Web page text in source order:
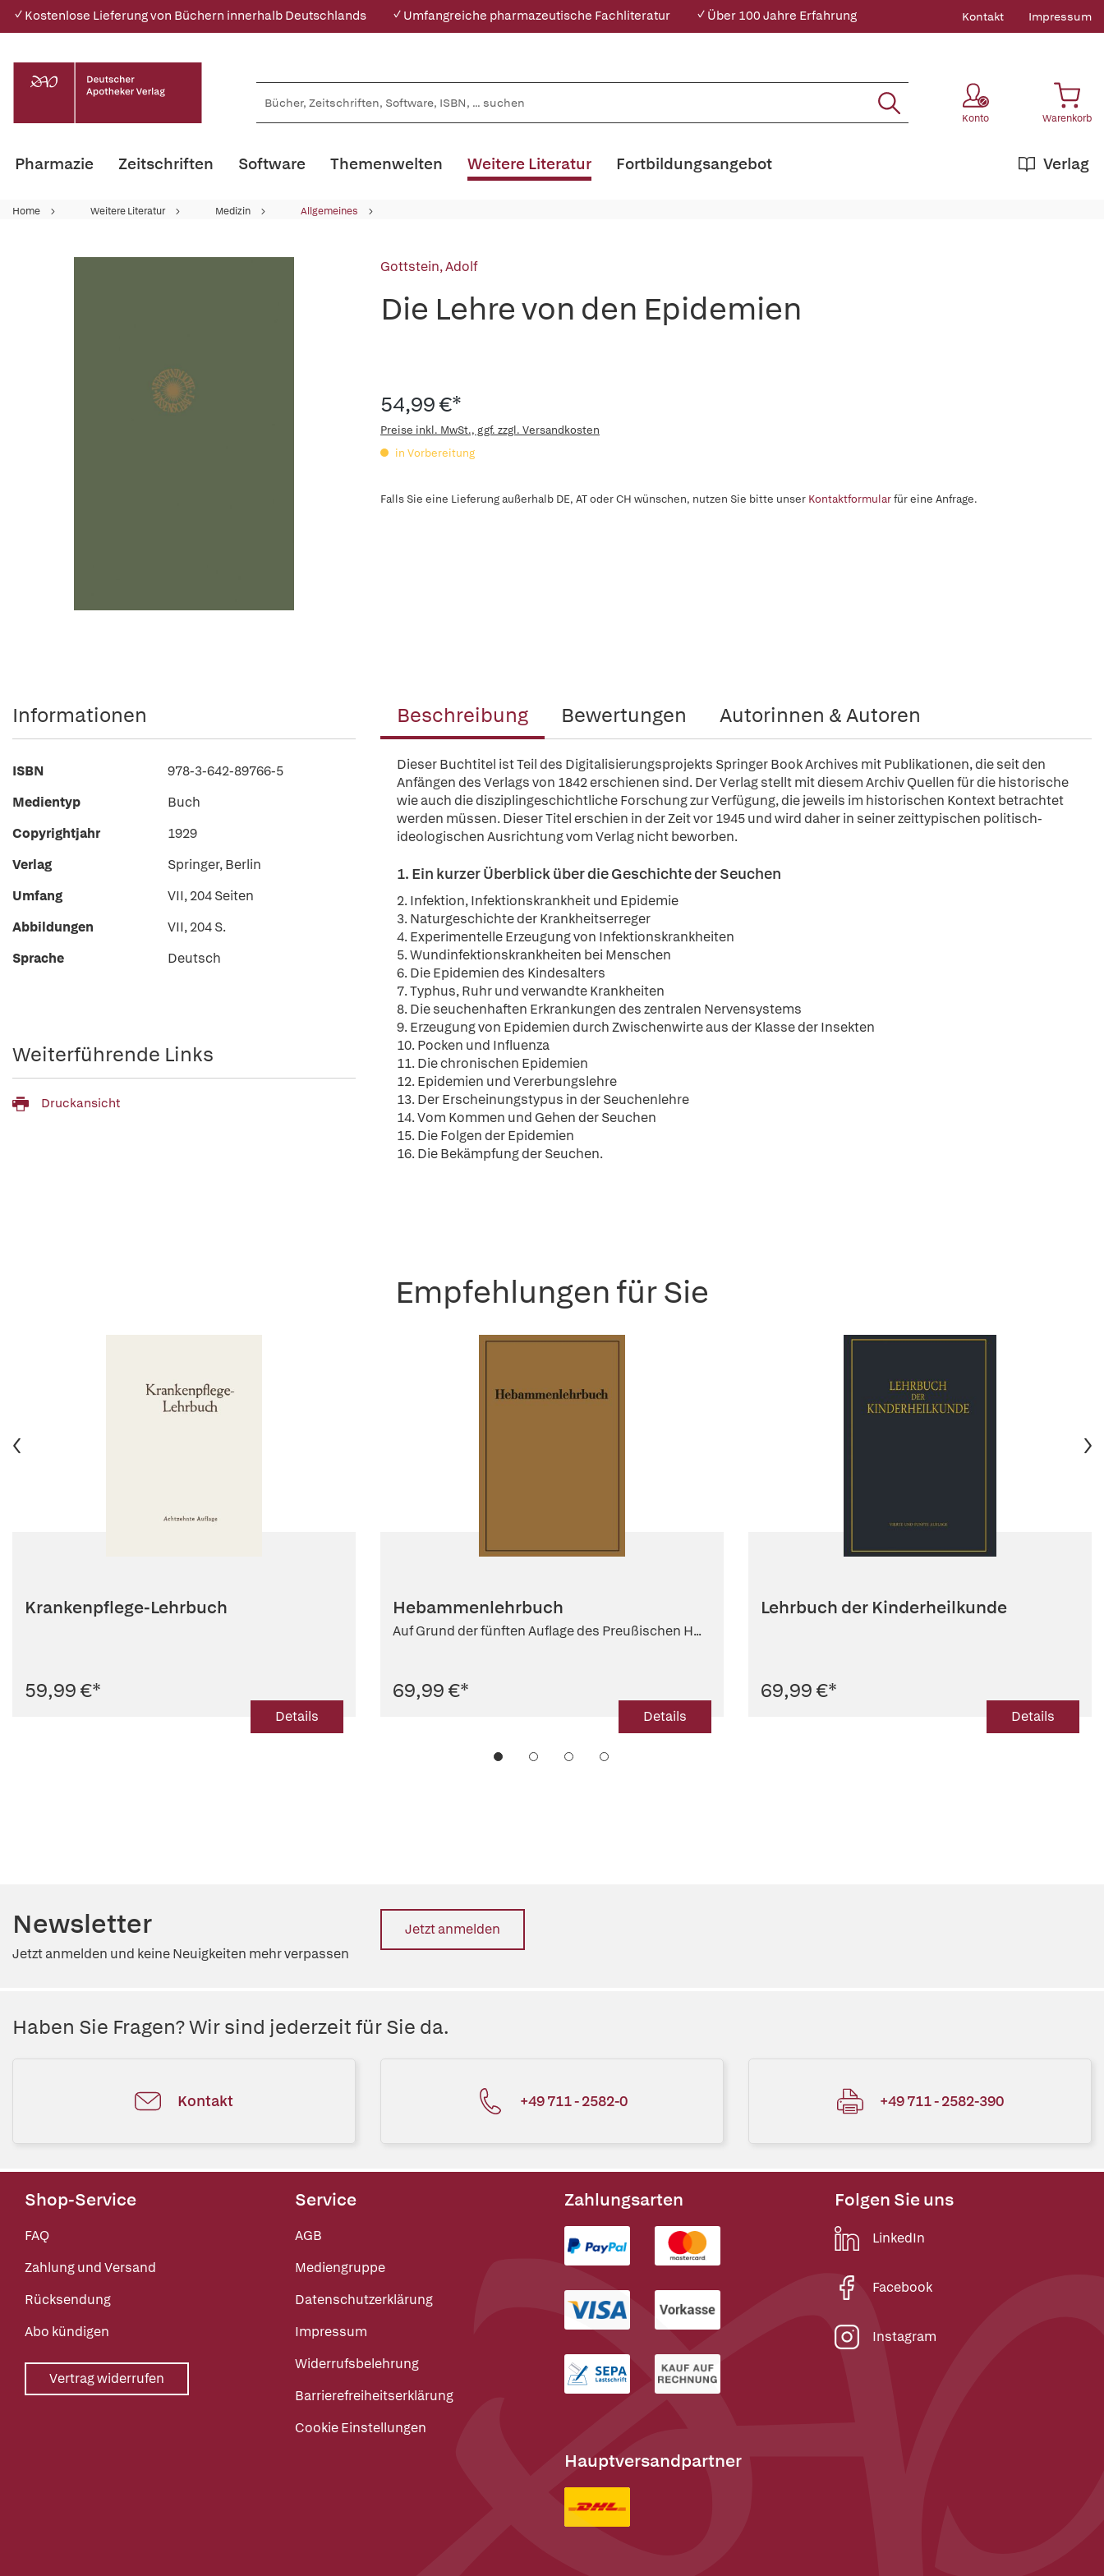
✓ Kostenlose Lieferung von Büchern innerhalb Deutschlands ✓ Umfangreiche pharmazeutische Fachliteratur ✓ Über 100 Jahre Erfahrung Kontakt Impressum
Konto Warenkorb
Pharmazie Zeitschriften Software Themenwelten Weitere Literatur Verlag
Fortbildungsangebot
Home Weitere Literatur Medizin Allgemeines
Gottstein, Adolf
Die Lehre von den Epidemien
54,99 €*
Preise inkl. MwSt., ggf. zzgl. Versandkosten
in Vorbereitung
Falls Sie eine Lieferung außerhalb DE, AT oder CH wünschen, nutzen Sie bitte unser Kontaktformularfür eine Anfrage.
Beschreibung Bewertungen Autorinnen & Autoren
Dieser Buchtitel ist Teil des Digitalisierungsprojekts Springer Book Archives mit Publikationen, die seit den
Anfängen des Verlags von 1842 erschienen sind. Der Verlag stellt mit diesem Archiv Quellen für die historische
wie auch die disziplingeschichtliche Forschung zur Verfügung, die jeweils im historischen Kontext betrachtet
werden müssen. Dieser Titel erschien in der Zeit vor 1945 und wird daher in seiner zeittypischen politisch-
ideologischen Ausrichtung vom Verlag nicht beworben.
1. Ein kurzer Überblick über die Geschichte der Seuchen
2. Infektion, Infektionskrankheit und Epidemie
3. Naturgeschichte der Krankheitserreger
4. Experimentelle Erzeugung von Infektionskrankheiten
5. Wundinfektionskrankheiten bei Menschen
6. Die Epidemien des Kindesalters
7. Typhus, Ruhr und verwandte Krankheiten
8. Die seuchenhaften Erkrankungen des zentralen Nervensystems
9. Erzeugung von Epidemien durch Zwischenwirte aus der Klasse der Insekten
10. Pocken und Influenza
11. Die chronischen Epidemien
12. Epidemien und Vererbungslehre
13. Der Erscheinungstypus in der Seuchenlehre
14. Vom Kommen und Gehen der Seuchen
15. Die Folgen der Epidemien
16. Die Bekämpfung der Seuchen.
Informationen
ISBN
978-3-642-89766-5
Medientyp
Buch
Copyrightjahr
1929
Verlag
Springer, Berlin
Umfang
VII, 204 Seiten
Abbildungen
VII, 204 S.
Sprache
Deutsch
Weiterführende Links
Druckansicht
Empfehlungen für Sie
Krankenpflege-Lehrbuch
59,99 €*
Details
Hebammenlehrbuch
Auf Grund der fünften Auflage des Preußischen H...
69,99 €*
Details
Lehrbuch der Kinderheilkunde
69,99 €*
Details
Newsletter
Jetzt anmelden und keine Neuigkeiten mehr verpassen
Jetzt anmelden
Haben Sie Fragen? Wir sind jederzeit für Sie da.
Kontakt +49 711 - 2582-0 +49 711 - 2582-390
Shop-Service
FAQ
Zahlung und Versand
Rücksendung
Abo kündigen
Vertrag widerrufen
Service
AGB
Mediengruppe
Datenschutzerklärung
Impressum
Widerrufsbelehrung
Barrierefreiheitserklärung
Cookie Einstellungen
Zahlungsarten
Hauptversandpartner
Folgen Sie uns
LinkedIn
Facebook
Instagram